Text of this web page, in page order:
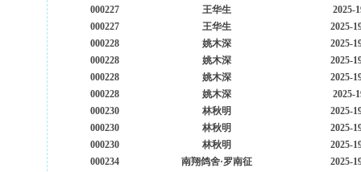
000227
王华生
2025-
000227
王华生
2025-
000228
姚木深
2025-
000228
姚木深
2025-
000228
姚木深
2025-
000228
姚木深
2025-
000230
林秋明
2025-
000230
林秋明
2025-
000230
林秋明
2025-
000234
南翔鸽舍·罗南征
2025-